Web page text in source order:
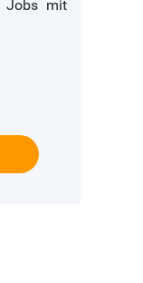
Jobs mit